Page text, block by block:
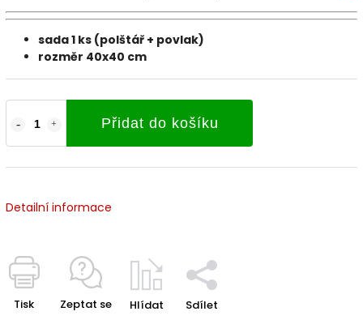
Přidat do košíku
sada 1 ks (polštář + povlak)
rozměr 40x40 cm
Detailní informace
Tisk Zeptat se Hlídat Sdílet